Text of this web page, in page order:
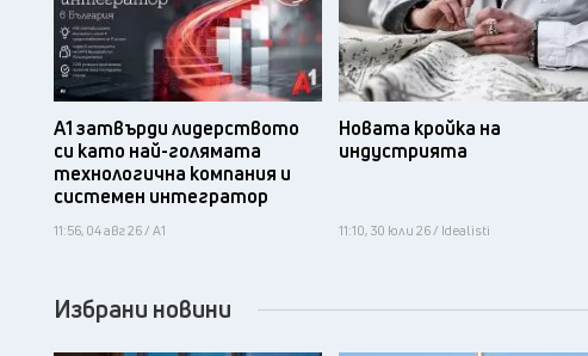
А1 затвърди лидерството
си като най-голямата
технологична компания и
системен интегратор
11:56, 04 авг 26 / А1
Новата кройка на
индустрията
11:10, 30 юли 26 / Idealisti
Избрани новини